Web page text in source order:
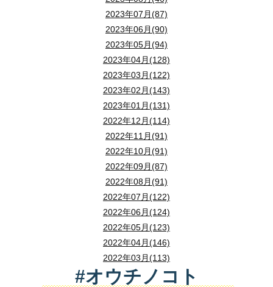
2023年07月(87)
2023年06月(90)
2023年05月(94)
2023年04月(128)
2023年03月(122)
2023年02月(143)
2023年01月(131)
2022年12月(114)
2022年11月(91)
2022年10月(91)
2022年09月(87)
2022年08月(91)
2022年07月(122)
2022年06月(124)
2022年05月(123)
2022年04月(146)
2022年03月(113)
#オウチノコト